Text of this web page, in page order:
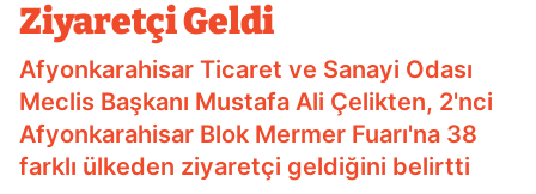
Ziyaretçi Geldi
Afyonkarahisar Ticaret ve Sanayi Odası
Meclis Başkanı Mustafa Ali Çelikten, 2'nci
Afyonkarahisar Blok Mermer Fuarı'na 38
farklı ülkeden ziyaretçi geldiğini belirtti